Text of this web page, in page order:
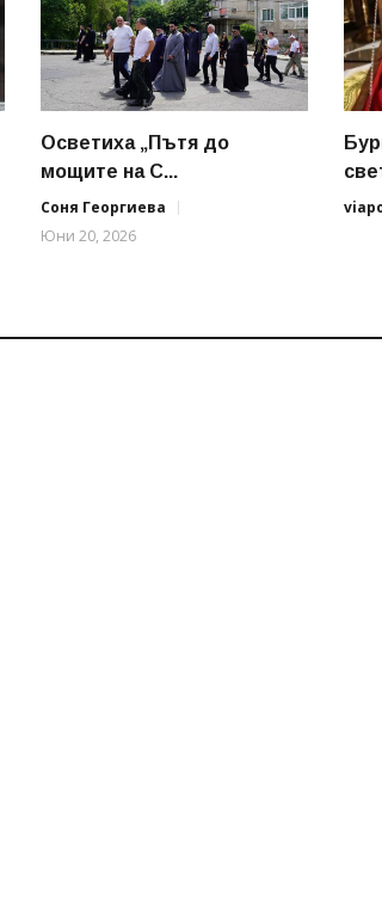
Осветиха „Пътя до
мощите на С...
Соня Георгиева
Юни 20, 2026